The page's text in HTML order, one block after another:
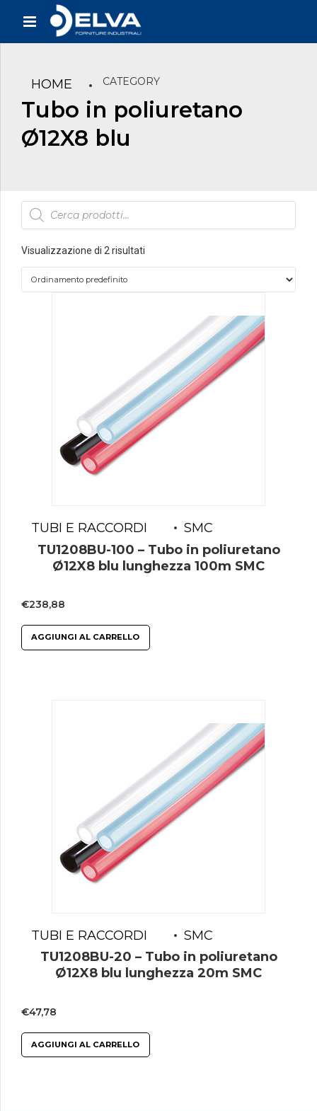
HOME CATEGORY
Tubo in poliuretano
Ø12X8 blu
Products
search
Visualizzazione di 2 risultati
TUBI E RACCORDI
SMC
TU1208BU-100 – Tubo in poliuretano
Ø12X8 blu lunghezza 100m SMC
€238,88
AGGIUNGI AL CARRELLO
TUBI E RACCORDI
SMC
TU1208BU-20 – Tubo in poliuretano
Ø12X8 blu lunghezza 20m SMC
€47,78
AGGIUNGI AL CARRELLO